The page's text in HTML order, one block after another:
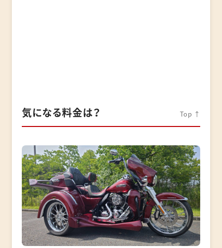
気になる料金は？ Top ↑